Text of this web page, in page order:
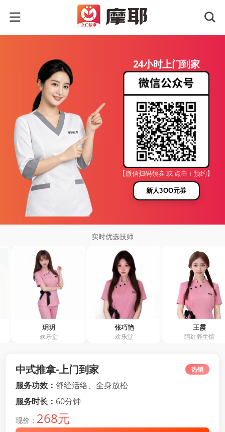
24小时上门到家
【微信扫码领券 或 点击 ↓ 预约】
新人3OO元券
实时优选技师
中式推拿-上门到家 热销
服务功效： 舒经活络、全身放松
服务时长： 60分钟
现价： 268元